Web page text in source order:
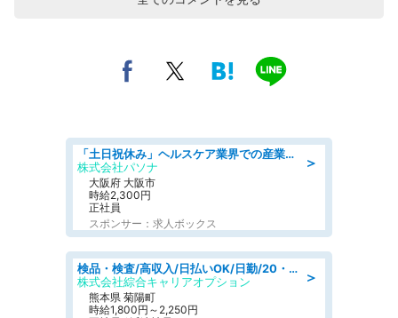
＞
「土日祝休み」ヘルスケア業界での産業保健師業務/看護師/高時給/要資格:正看護師
株式会社パソナ
大阪府 大阪市
時給2,300円
正社員
スポンサー：求人ボックス
＞
検品・検査/高収入/日払いOK/日勤/20・30・40代活躍中/製造 工場
株式会社綜合キャリアオプション
熊本県 菊陽町
時給1,800円～2,250円